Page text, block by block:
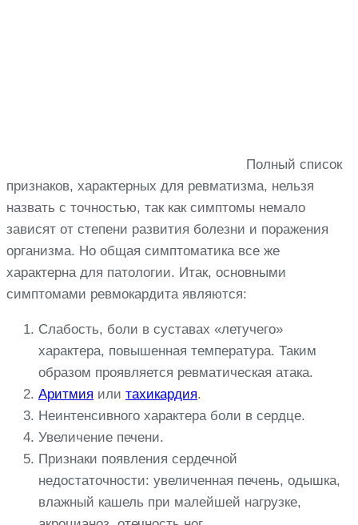
Полный список
признаков, характерных для ревматизма, нельзя
назвать с точностью, так как симптомы немало
зависят от степени развития болезни и поражения
организма. Но общая симптоматика все же
характерна для патологии. Итак, основными
симптомами ревмокардита являются:
Слабость, боли в суставах «летучего»
характера, повышенная температура. Таким
образом проявляется ревматическая атака.
Аритмия или тахикардия.
Неинтенсивного характера боли в сердце.
Увеличение печени.
Признаки появления сердечной
недостаточности: увеличенная печень, одышка,
влажный кашель при малейшей нагрузке,